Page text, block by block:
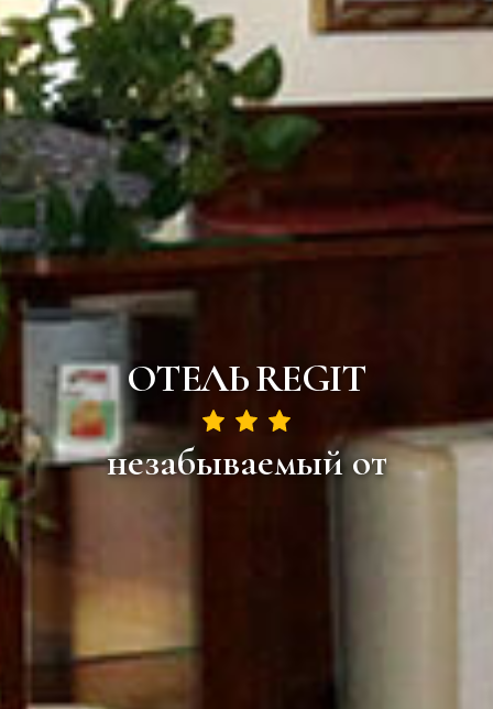
ОТЕЛЬ REGIT
незабываемый